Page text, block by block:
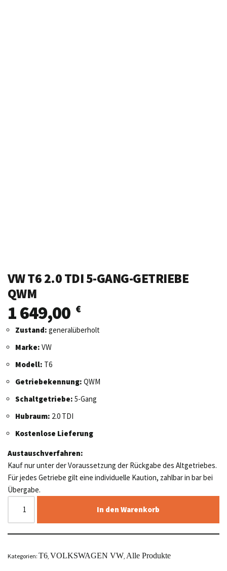
VW T6 2.0 TDI 5-GANG-GETRIEBE
QWM
1 649,00 €
Zustand: generalüberholt
Marke: VW
Modell: T6
Getriebekennung: QWM
Schaltgetriebe: 5-Gang
Hubraum: 2.0 TDI
Kostenlose Lieferung
Austauschverfahren:
Kauf nur unter der Voraussetzung der Rückgabe des Altgetriebes.
Für jedes Getriebe gilt eine individuelle Kaution, zahlbar in bar bei
Übergabe.
In den Warenkorb
Kategorien: T6 VOLKSWAGEN VW Alle Produkte